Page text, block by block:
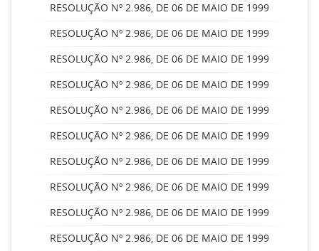
RESOLUÇÃO Nº 2.986, DE 06 DE MAIO DE 1999
RESOLUÇÃO Nº 2.986, DE 06 DE MAIO DE 1999
RESOLUÇÃO Nº 2.986, DE 06 DE MAIO DE 1999
RESOLUÇÃO Nº 2.986, DE 06 DE MAIO DE 1999
RESOLUÇÃO Nº 2.986, DE 06 DE MAIO DE 1999
RESOLUÇÃO Nº 2.986, DE 06 DE MAIO DE 1999
RESOLUÇÃO Nº 2.986, DE 06 DE MAIO DE 1999
RESOLUÇÃO Nº 2.986, DE 06 DE MAIO DE 1999
RESOLUÇÃO Nº 2.986, DE 06 DE MAIO DE 1999
RESOLUÇÃO Nº 2.986, DE 06 DE MAIO DE 1999